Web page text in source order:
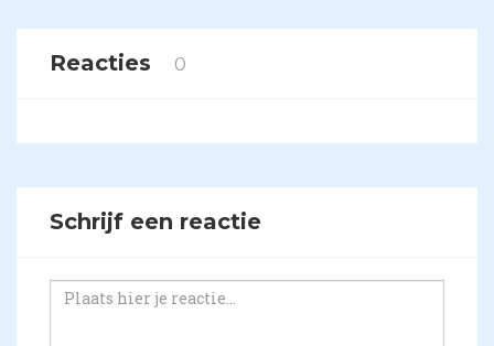
Reacties 0
Schrijf een reactie